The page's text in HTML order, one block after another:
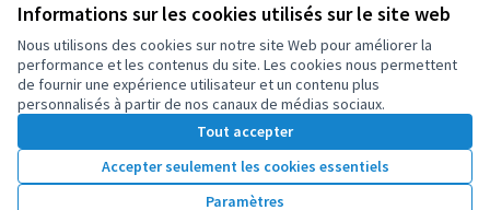
Informations sur les cookies utilisés sur le site web
Nous utilisons des cookies sur notre site Web pour améliorer la
performance et les contenus du site. Les cookies nous permettent
de fournir une expérience utilisateur et un contenu plus
personnalisés à partir de nos canaux de médias sociaux.
Tout accepter
Accepter seulement les cookies essentiels
Paramètres
Conditions d'utilisation
Paramètres des cookies
OIDP sur X
(Lien externe)
OIDP sur Facebook
(Lien externe)
OIDP sur YouTube
(Lien externe)
Français
Choose languageChoisir la langueElegir el idioma
Licence
(Lien